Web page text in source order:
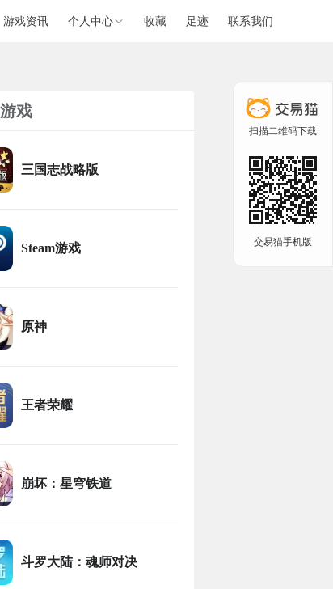
游戏资讯 个人中心 收藏 足迹 联系我们
戏
三国志战略版
Steam游戏
原神
王者荣耀
崩坏：星穹铁道
斗罗大陆：魂师对决
扫描二维码下载
交易猫手机版